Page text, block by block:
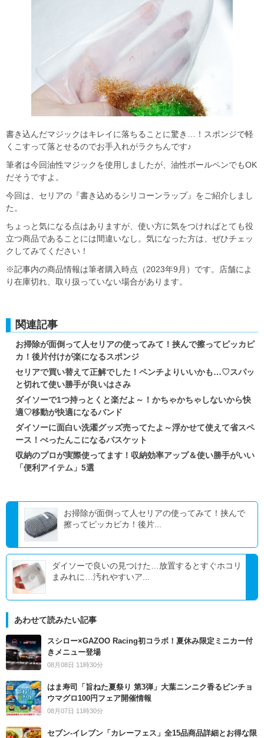
書き込んだマジックはキレイに落ちることに驚き…！スポンジで軽
くこすって落とせるのでお手入れがラクちんです♪
筆者は今回油性マジックを使用しましたが、油性ボールペンでもOK
だそうですよ。
今回は、セリアの『書き込めるシリコーンラップ』をご紹介しまし
た。
ちょっと気になる点はありますが、使い方に気をつければとても役
立つ商品であることには間違いなし。気になった方は、ぜひチェッ
クしてみてください！
※記事内の商品情報は筆者購入時点（2023年9月）です。店舗によ
り在庫切れ、取り扱っていない場合があります。
関連記事
お掃除が面倒って人セリアの使ってみて！挟んで擦ってピッカピ
カ！後片付けが楽になるスポンジ
セリアで買い替えて正解でした！ペンチよりいいかも…♡スパッ
と切れて使い勝手が良いはさみ
ダイソーで1つ持っとくと楽だよ～！かちゃかちゃしないから快
適♡移動が快適になるバンド
ダイソーに面白い洗濯グッズ売ってたよ～浮かせて使えて省スペ
ース！ぺったんこになるバスケット
収納のプロが実際使ってます！収納効率アップ＆使い勝手がいい
「便利アイテム」5選
お掃除が面倒って人セリアの使ってみて！挟んで
擦ってピッカピカ！後片...
ダイソーで良いの見つけた…放置するとすぐホコリ
まみれに…汚れやすいア...
あわせて読みたい記事
スシロー×GAZOO Racing初コラボ！夏休み限定ミニカー付
きメニュー登場
08月08日 11時30分
はま寿司「旨ねた夏祭り 第3弾」大葉ニンニク香るビンチョ
ウマグロ100円フェア開催情報
08月07日 11時30分
セブン‐イレブン「カレーフェス」全15品商品詳細とお得な限